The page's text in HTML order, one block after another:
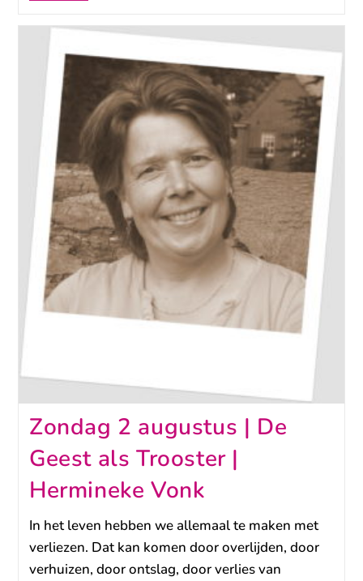
Zondag 2 augustus | De
Geest als Trooster |
Hermineke Vonk
In het leven hebben we allemaal te maken met
verliezen. Dat kan komen door overlijden, door
verhuizen, door ontslag, door verlies van